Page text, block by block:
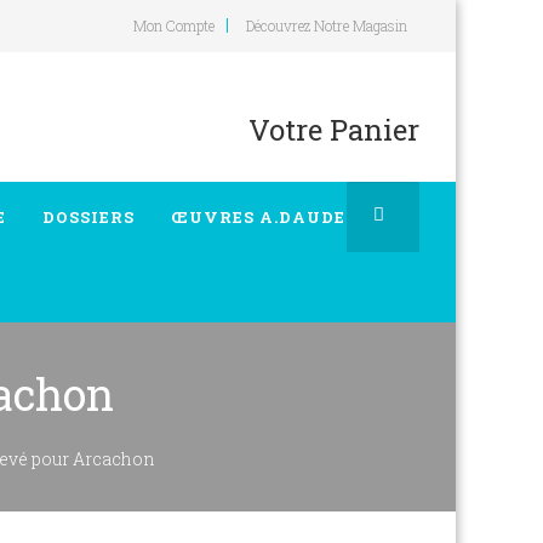
Mon Compte Découvrez Notre Magasin
Votre Panier
DOSSIERS ŒUVRES A.DAUDET
pour Arcachon